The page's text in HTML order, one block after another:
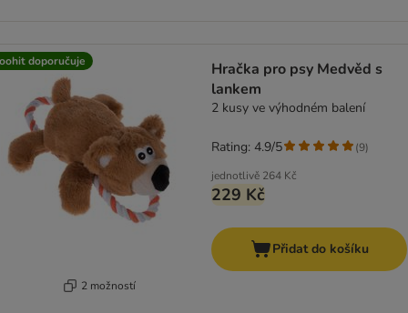
doporučuje
2 možností
Hračka pro psy Medvěd s
lankem
2 kusy ve výhodném balení
jednotlivě 264 Kč
229 Kč
Rating: 4.9/5 (9)
Přidat do košíku